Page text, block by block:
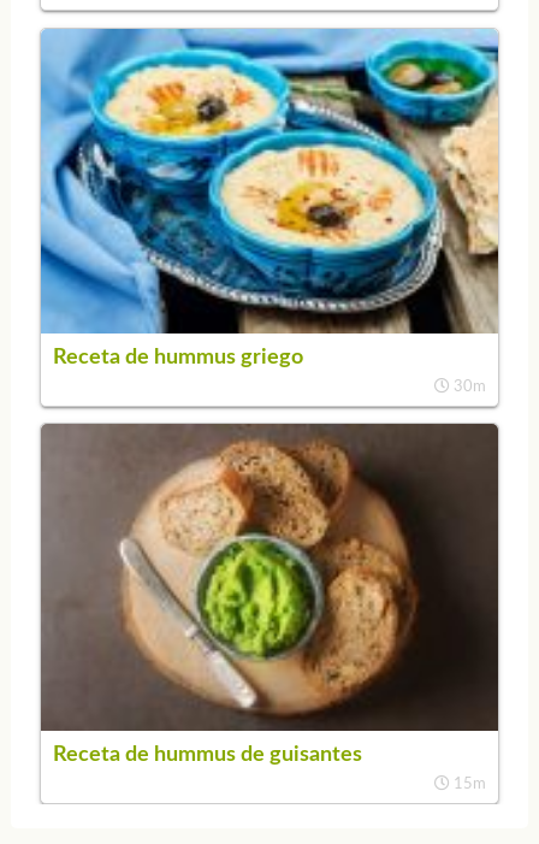
Receta de hummus griego
30m
Receta de hummus de guisantes
15m